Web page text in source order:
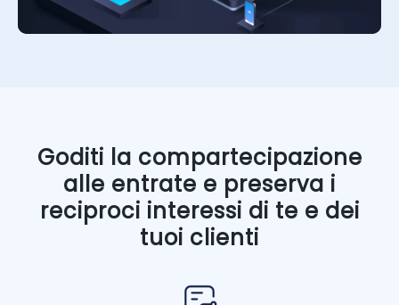
Goditi la compartecipazione
alle entrate e preserva i
reciproci interessi di te e dei
tuoi clienti